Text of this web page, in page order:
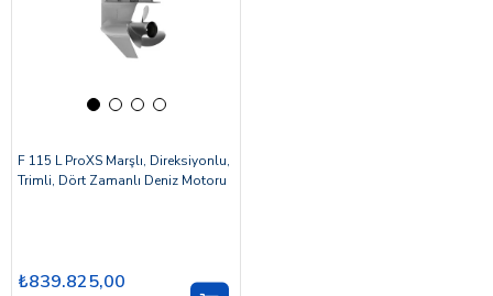
F 115 L ProXS Marşlı, Direksiyonlu,
Trimli, Dört Zamanlı Deniz Motoru
₺839.825,00